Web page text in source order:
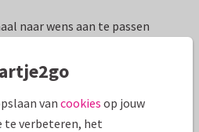
naar wens aan te passen
Stay Nederland
van cookies op jouw
te verbeteren, het